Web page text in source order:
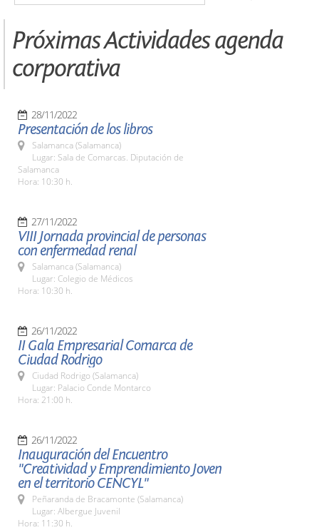
Próximas Actividades agenda
corporativa
28/11/2022
Presentación de los libros
Salamanca (Salamanca)
Lugar: Sala de Comarcas. Diputación de
Salamanca
Hora: 10:30 h.
27/11/2022
VIII Jornada provincial de personas
con enfermedad renal
Salamanca (Salamanca)
Lugar: Colegio de Médicos
Hora: 10:30 h.
26/11/2022
II Gala Empresarial Comarca de
Ciudad Rodrigo
Ciudad Rodrigo (Salamanca)
Lugar: Palacio Conde Montarco
Hora: 21:00 h.
26/11/2022
Inauguración del Encuentro
"Creatividad y Emprendimiento Joven
en el territorio CENCYL"
Peñaranda de Bracamonte (Salamanca)
Lugar: Albergue Juvenil
Hora: 11:30 h.